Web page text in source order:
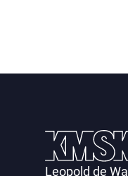
Leopold de